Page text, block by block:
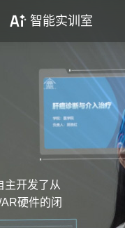
智能实训室
主开发了从
硬件的闭